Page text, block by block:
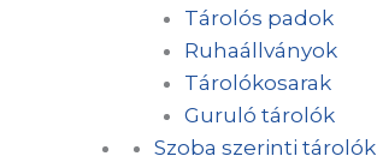
Tárolós padok
Ruhaállványok
Tárolókosarak
Guruló tárolók
Szoba szerinti tárolók